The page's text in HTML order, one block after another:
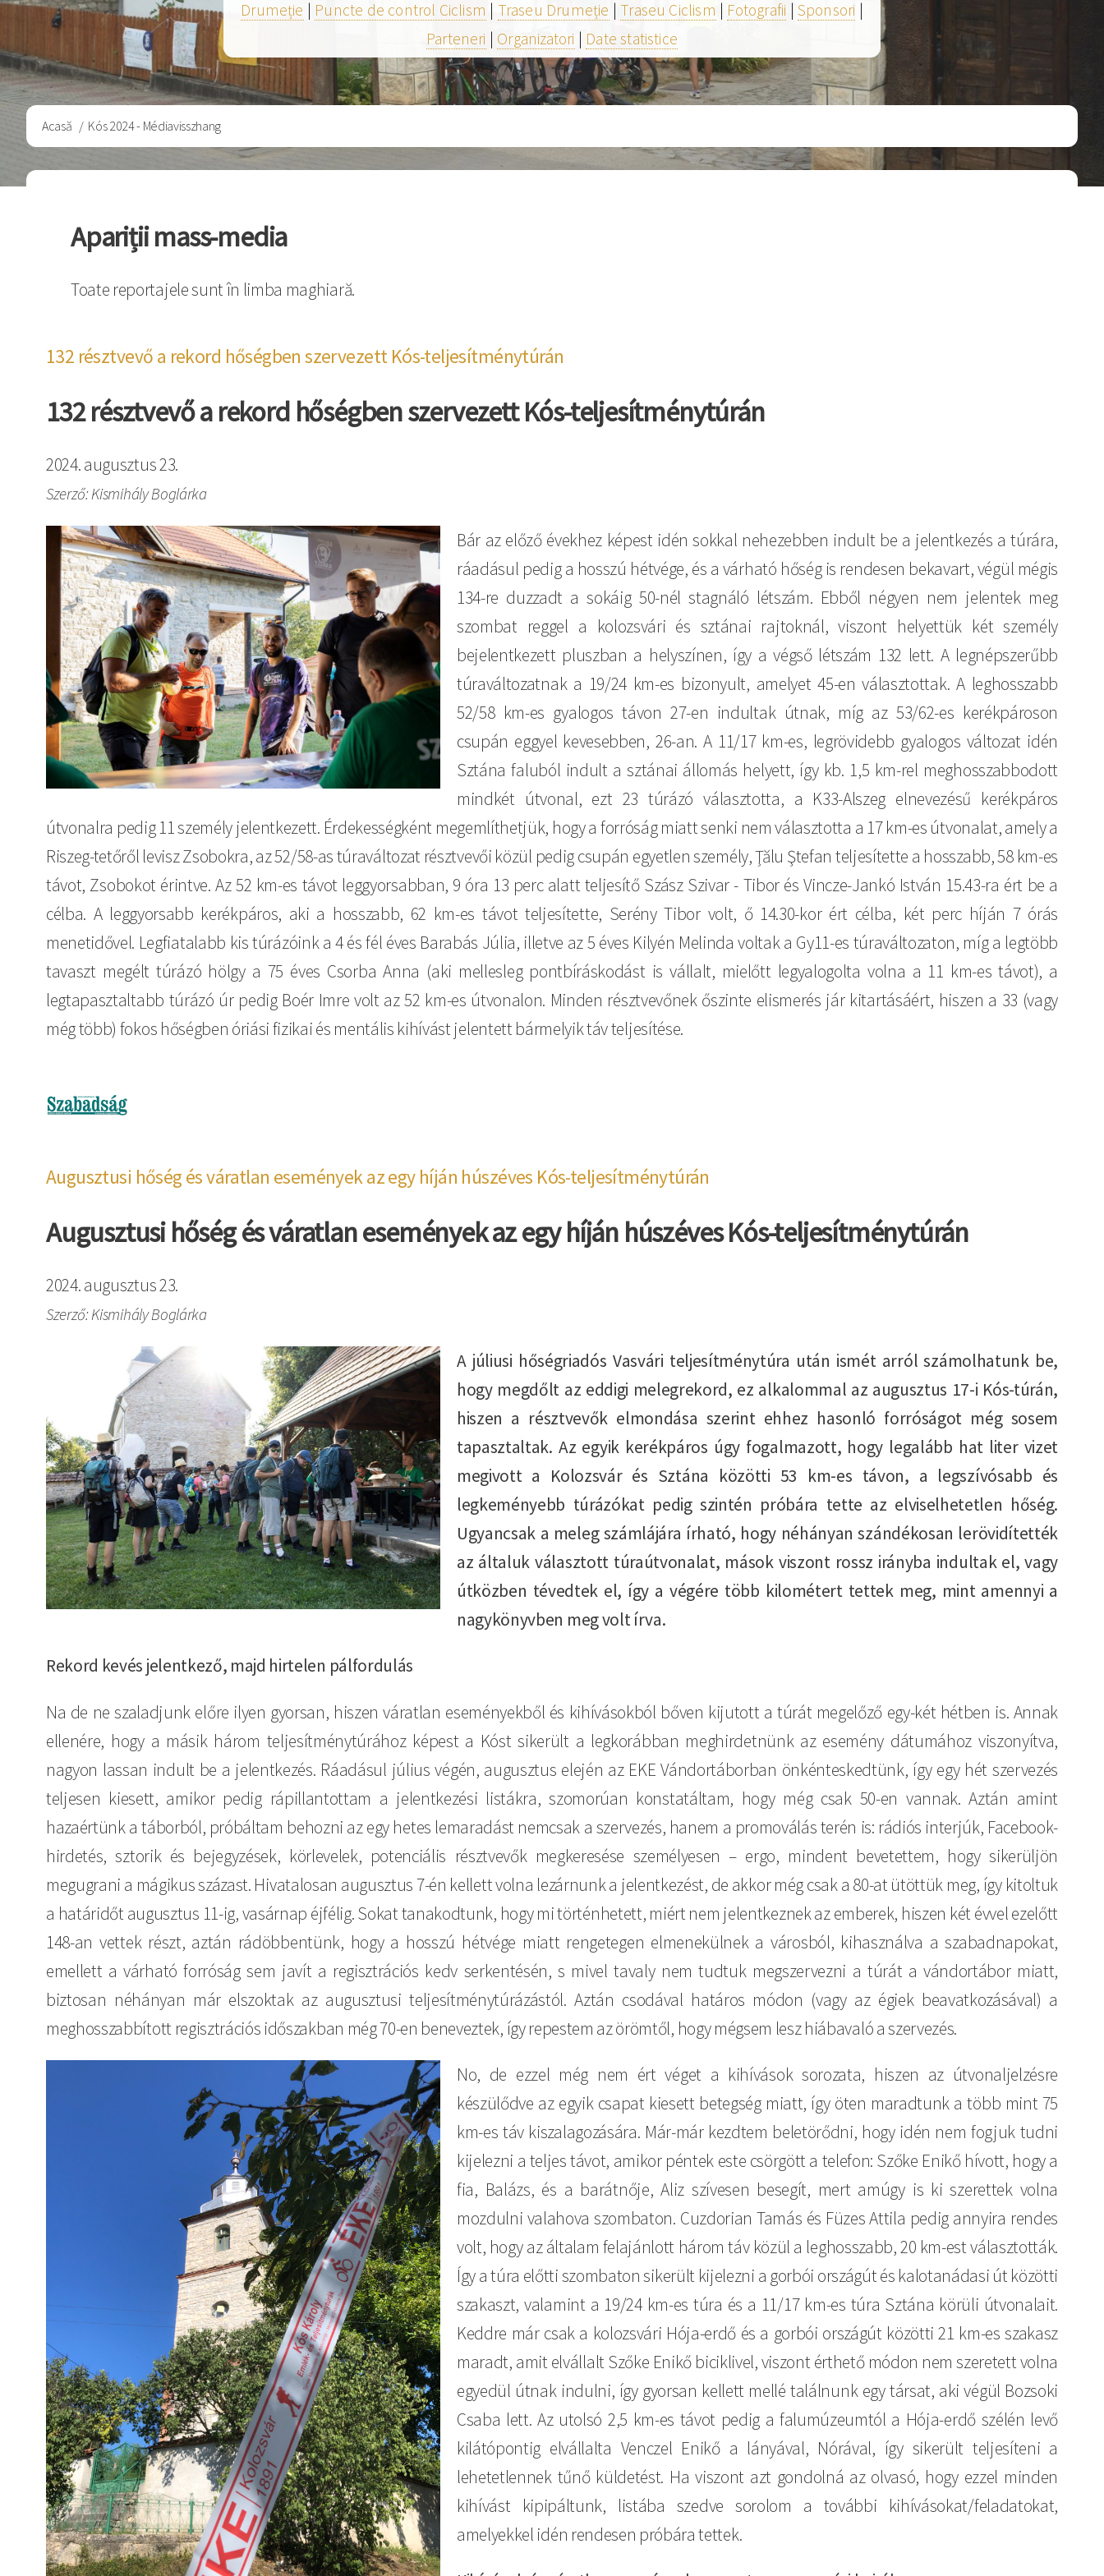
Drumeție | Puncte de control Ciclism | Traseu Drumeție | Traseu Ciclism | Fotografii | Sponsori |
Parteneri | Organizatori | Date statistice
Breadcrumb
Acasă Kós 2024 - Médiavisszhang
Apariții mass-media
Toate reportajele sunt în limba maghiară.
132 résztvevő a rekord hőségben szervezett Kós-teljesítménytúrán
132 résztvevő a rekord hőségben szervezett Kós-teljesítménytúrán
2024. augusztus 23.
Szerző: Kismihály Boglárka
Bár az előző évekhez képest idén sokkal nehezebben indult be a jelentkezés a túrára,
ráadásul pedig a hosszú hétvége, és a várható hőség is rendesen bekavart, végül mégis
134-re duzzadt a sokáig 50-nél stagnáló létszám. Ebből négyen nem jelentek meg
szombat reggel a kolozsvári és sztánai rajtoknál, viszont helyettük két személy
bejelentkezett pluszban a helyszínen, így a végső létszám 132 lett. A legnépszerűbb
túraváltozatnak a 19/24 km-es bizonyult, amelyet 45-en választottak. A leghosszabb
52/58 km-es gyalogos távon 27-en indultak útnak, míg az 53/62-es kerékpároson
csupán eggyel kevesebben, 26-an. A 11/17 km-es, legrövidebb gyalogos változat idén
Sztána faluból indult a sztánai állomás helyett, így kb. 1,5 km-rel meghosszabbodott
mindkét útvonal, ezt 23 túrázó választotta, a K33-Alszeg elnevezésű kerékpáros
útvonalra pedig 11 személy jelentkezett. Érdekességként megemlíthetjük, hogy a forróság miatt senki nem választotta a 17 km-es útvonalat, amely a
Riszeg-tetőről levisz Zsobokra, az 52/58-as túraváltozat résztvevői közül pedig csupán egyetlen személy, Ţălu Ştefan teljesítette a hosszabb, 58 km-es
távot, Zsobokot érintve. Az 52 km-es távot leggyorsabban, 9 óra 13 perc alatt teljesítő Szász Szivar - Tibor és Vincze-Jankó István 15.43-ra ért be a
célba. A leggyorsabb kerékpáros, aki a hosszabb, 62 km-es távot teljesítette, Serény Tibor volt, ő 14.30-kor ért célba, két perc híján 7 órás
menetidővel. Legfiatalabb kis túrázóink a 4 és fél éves Barabás Júlia, illetve az 5 éves Kilyén Melinda voltak a Gy11-es túraváltozaton, míg a legtöbb
tavaszt megélt túrázó hölgy a 75 éves Csorba Anna (aki mellesleg pontbíráskodást is vállalt, mielőtt legyalogolta volna a 11 km-es távot), a
legtapasztaltabb túrázó úr pedig Boér Imre volt az 52 km-es útvonalon. Minden résztvevőnek őszinte elismerés jár kitartásáért, hiszen a 33 (vagy
még több) fokos hőségben óriási fizikai és mentális kihívást jelentett bármelyik táv teljesítése.
Augusztusi hőség és váratlan események az egy híján húszéves Kós-teljesítménytúrán
Augusztusi hőség és váratlan események az egy híján húszéves Kós-teljesítménytúrán
2024. augusztus 23.
Szerző: Kismihály Boglárka
A júliusi hőségriadós Vasvári teljesítménytúra után ismét arról számolhatunk be,
hogy megdőlt az eddigi melegrekord, ez alkalommal az augusztus 17-i Kós-túrán,
hiszen a résztvevők elmondása szerint ehhez hasonló forróságot még sosem
tapasztaltak. Az egyik kerékpáros úgy fogalmazott, hogy legalább hat liter vizet
megivott a Kolozsvár és Sztána közötti 53 km-es távon, a legszívósabb és
legkeményebb túrázókat pedig szintén próbára tette az elviselhetetlen hőség.
Ugyancsak a meleg számlájára írható, hogy néhányan szándékosan lerövidítették
az általuk választott túraútvonalat, mások viszont rossz irányba indultak el, vagy
útközben tévedtek el, így a végére több kilométert tettek meg, mint amennyi a
nagykönyvben meg volt írva.
Rekord kevés jelentkező, majd hirtelen pálfordulás
Na de ne szaladjunk előre ilyen gyorsan, hiszen váratlan eseményekből és kihívásokból bőven kijutott a túrát megelőző egy-két hétben is. Annak
ellenére, hogy a másik három teljesítménytúrához képest a Kóst sikerült a legkorábban meghirdetnünk az esemény dátumához viszonyítva,
nagyon lassan indult be a jelentkezés. Ráadásul július végén, augusztus elején az EKE Vándortáborban önkénteskedtünk, így egy hét szervezés
teljesen kiesett, amikor pedig rápillantottam a jelentkezési listákra, szomorúan konstatáltam, hogy még csak 50-en vannak. Aztán amint
hazaértünk a táborból, próbáltam behozni az egy hetes lemaradást nemcsak a szervezés, hanem a promoválás terén is: rádiós interjúk, Facebook-
hirdetés, sztorik és bejegyzések, körlevelek, potenciális résztvevők megkeresése személyesen – ergo, mindent bevetettem, hogy sikerüljön
megugrani a mágikus százast. Hivatalosan augusztus 7-én kellett volna lezárnunk a jelentkezést, de akkor még csak a 80-at ütöttük meg, így kitoltuk
a határidőt augusztus 11-ig, vasárnap éjfélig. Sokat tanakodtunk, hogy mi történhetett, miért nem jelentkeznek az emberek, hiszen két évvel ezelőtt
148-an vettek részt, aztán rádöbbentünk, hogy a hosszú hétvége miatt rengetegen elmenekülnek a városból, kihasználva a szabadnapokat,
emellett a várható forróság sem javít a regisztrációs kedv serkentésén, s mivel tavaly nem tudtuk megszervezni a túrát a vándortábor miatt,
biztosan néhányan már elszoktak az augusztusi teljesítménytúrázástól. Aztán csodával határos módon (vagy az égiek beavatkozásával) a
meghosszabbított regisztrációs időszakban még 70-en beneveztek, így repestem az örömtől, hogy mégsem lesz hiábavaló a szervezés.
No, de ezzel még nem ért véget a kihívások sorozata, hiszen az útvonaljelzésre
készülődve az egyik csapat kiesett betegség miatt, így öten maradtunk a több mint 75
km-es táv kiszalagozására. Már-már kezdtem beletörődni, hogy idén nem fogjuk tudni
kijelezni a teljes távot, amikor péntek este csörgött a telefon: Szőke Enikő hívott, hogy a
fia, Balázs, és a barátnője, Aliz szívesen besegít, mert amúgy is ki szerettek volna
mozdulni valahova szombaton. Cuzdorian Tamás és Füzes Attila pedig annyira rendes
volt, hogy az általam felajánlott három táv közül a leghosszabb, 20 km-est választották.
Így a túra előtti szombaton sikerült kijelezni a gorbói országút és kalotanádasi út közötti
szakaszt, valamint a 19/24 km-es túra és a 11/17 km-es túra Sztána körüli útvonalait.
Keddre már csak a kolozsvári Hója-erdő és a gorbói országút közötti 21 km-es szakasz
maradt, amit elvállalt Szőke Enikő biciklivel, viszont érthető módon nem szeretett volna
egyedül útnak indulni, így gyorsan kellett mellé találnunk egy társat, aki végül Bozsoki
Csaba lett. Az utolsó 2,5 km-es távot pedig a falumúzeumtól a Hója-erdő szélén levő
kilátópontig elvállalta Venczel Enikő a lányával, Nórával, így sikerült teljesíteni a
lehetetlennek tűnő küldetést. Ha viszont azt gondolná az olvasó, hogy ezzel minden
kihívást kipipáltunk, listába szedve sorolom a további kihívásokat/feladatokat,
amelyekkel idén rendesen próbára tettek.